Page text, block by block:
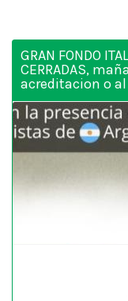
GRAN FONDO
CERRADAS,
acreditacion o